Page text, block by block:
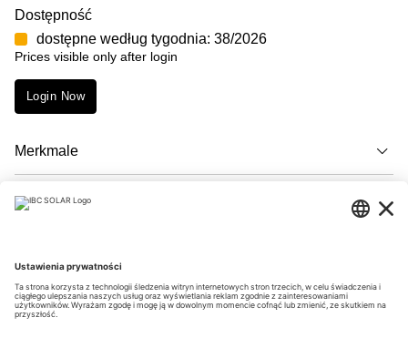
Dostępność
dostępne według tygodnia: 38/2026
Prices visible only after login
Login Now
Merkmale
Opis
Downloads